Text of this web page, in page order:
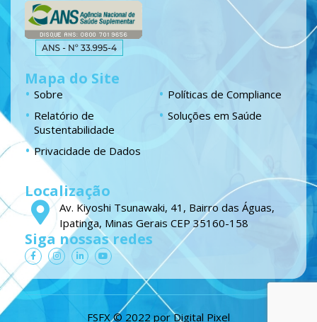
Mapa do Site
Sobre
Políticas de Compliance
Relatório de
Sustentabilidade
Soluções em Saúde
Privacidade de Dados
Localização
Av. Kiyoshi Tsunawaki, 41, Bairro das Águas,
Ipatinga, Minas Gerais CEP 35160-158
Siga nossas redes
F
a
c
e
o
o
I
n
s
t
a
g
L
i
n
k
d
Y
o
u
t
b
FSFX © 2022 porDigital Pixel